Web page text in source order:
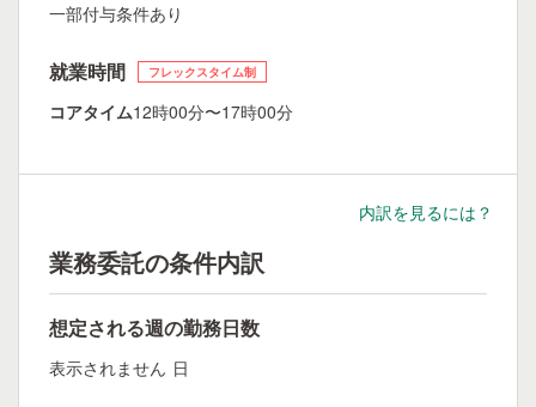
一部付与条件あり
就業時間 フレックスタイム制
コアタイム12時00分〜17時00分
内訳を見るには？
業務委託の条件内訳
想定される週の勤務日数
表示されません 日